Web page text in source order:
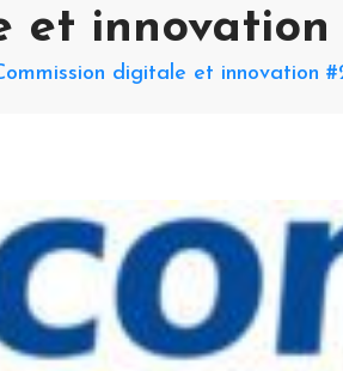
et innovation
digitale et innovation